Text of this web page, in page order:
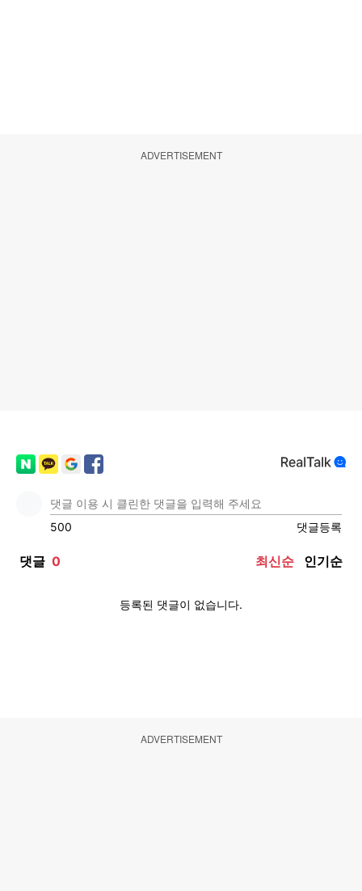
ADVERTISEMENT
ADVERTISEMENT